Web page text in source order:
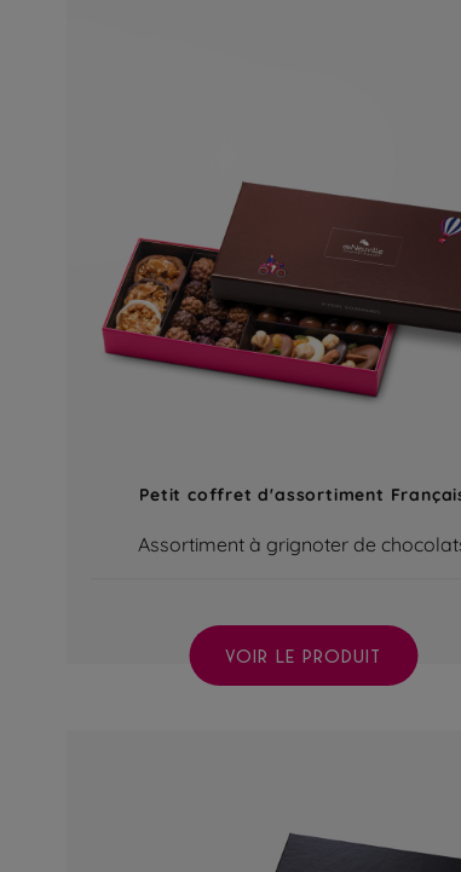
Petit coffret d'assortiment
Assortiment à grignoter de
VOIR LE PRODUIT